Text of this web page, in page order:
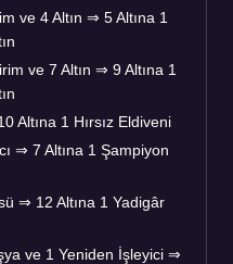
ve 4 Altın ⇒ 5 Altına 1
ve 7 Altın ⇒ 9 Altına 1
Altına 1 Hırsız Eldiveni
⇒ 7 Altına 1 Şampiyon
⇒ 12 Altına 1 Yadigâr
ve 1 Yeniden İşleyici ⇒